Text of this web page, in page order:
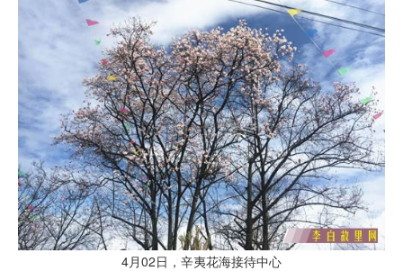
4月02日，辛夷花海接待中心